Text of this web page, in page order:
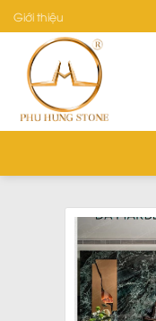
Skip
to
content
Giới thiệu